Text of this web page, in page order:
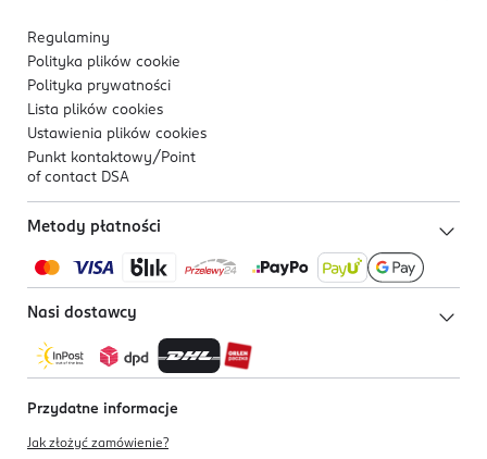
Regulaminy
Polityka plików cookie
Polityka prywatności
Lista plików cookies
Ustawienia plików cookies
Punkt kontaktowy/ Point
of contact DSA
Metody płatności
Nasi dostawcy
Przydatne informacje
Jak złożyć zamówienie?